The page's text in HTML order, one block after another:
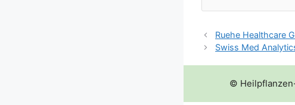
Ruehe Healthcare
Swiss Med
©